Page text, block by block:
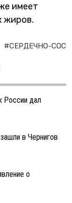
имеет
жиров.
#СЕРДЕЧНО-
России дал
в Чернигов
о